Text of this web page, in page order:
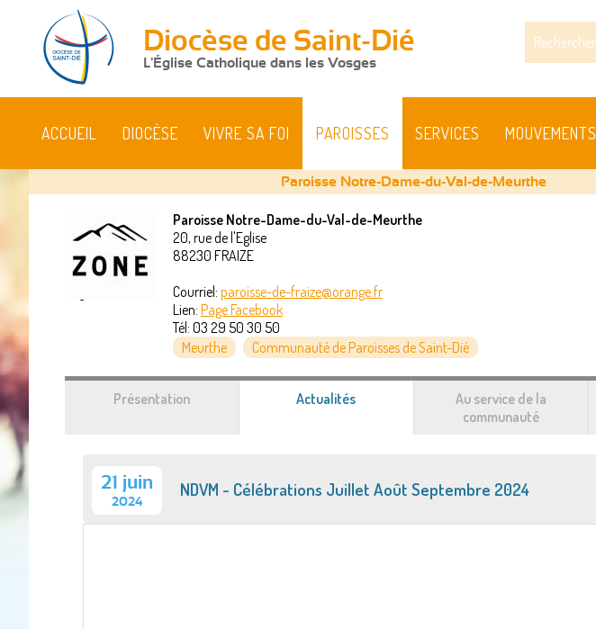
Diocèse de Saint-Dié
L'Église Catholique dans les Vosges
ACCUEIL DIOCÈSE VIVRE SA FOI PAROISSES SERVICES MOUVEMENTS
Vous
êtes
Paroisse Notre-Dame-du-Val-de-Meurthe
Paroisse Notre-Dame-du-Val-de-Meurthe
20, rue de l'Eglise
88230 FRAIZE
Courriel: paroisse-de-fraize@orange.fr
Lien: Page Facebook
Tél: 03 29 50 30 50
Meurthe
Communauté de Paroisses de Saint-Dié
Présentation Actualités
Au service de la
communauté
21 juin
2024
NDVM - Célébrations Juillet Août Septembre 2024